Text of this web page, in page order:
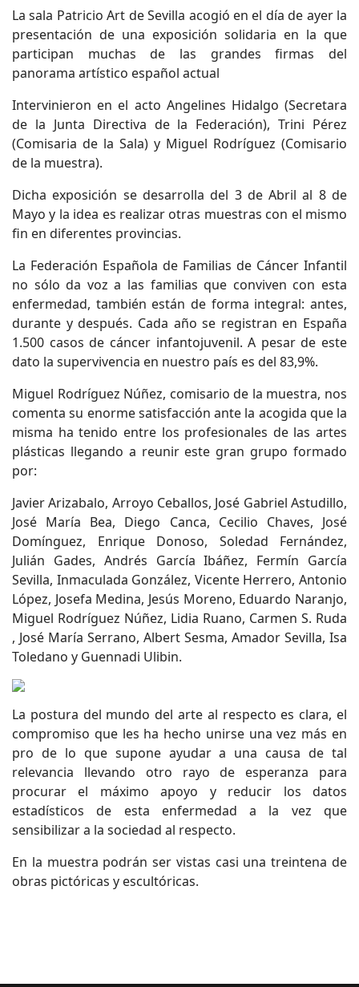
La sala Patricio Art de Sevilla acogió en el día de ayer la
presentación de una exposición solidaria en la que
participan muchas de las grandes firmas del
panorama artístico español actual
Intervinieron en el acto Angelines Hidalgo (Secretara
de la Junta Directiva de la Federación), Trini Pérez
(Comisaria de la Sala) y Miguel Rodríguez (Comisario
de la muestra).
Dicha exposición se desarrolla del 3 de Abril al 8 de
Mayo y la idea es realizar otras muestras con el mismo
fin en diferentes provincias.
La Federación Española de Familias de Cáncer Infantil
no sólo da voz a las familias que conviven con esta
enfermedad, también están de forma integral: antes,
durante y después. Cada año se registran en España
1.500 casos de cáncer infantojuvenil. A pesar de este
dato la supervivencia en nuestro país es del 83,9%.
Miguel Rodríguez Núñez, comisario de la muestra, nos
comenta su enorme satisfacción ante la acogida que la
misma ha tenido entre los profesionales de las artes
plásticas llegando a reunir este gran grupo formado
por:
Javier Arizabalo, Arroyo Ceballos, José Gabriel Astudillo,
José María Bea, Diego Canca, Cecilio Chaves, José
Domínguez, Enrique Donoso, Soledad Fernández,
Julián Gades, Andrés García Ibáñez, Fermín García
Sevilla, Inmaculada González, Vicente Herrero, Antonio
López, Josefa Medina, Jesús Moreno, Eduardo Naranjo,
Miguel Rodríguez Núñez, Lidia Ruano, Carmen S. Ruda
, José María Serrano, Albert Sesma, Amador Sevilla, Isa
Toledano y Guennadi Ulibin.
La postura del mundo del arte al respecto es clara, el
compromiso que les ha hecho unirse una vez más en
pro de lo que supone ayudar a una causa de tal
relevancia llevando otro rayo de esperanza para
procurar el máximo apoyo y reducir los datos
estadísticos de esta enfermedad a la vez que
sensibilizar a la sociedad al respecto.
En la muestra podrán ser vistas casi una treintena de
obras pictóricas y escultóricas.